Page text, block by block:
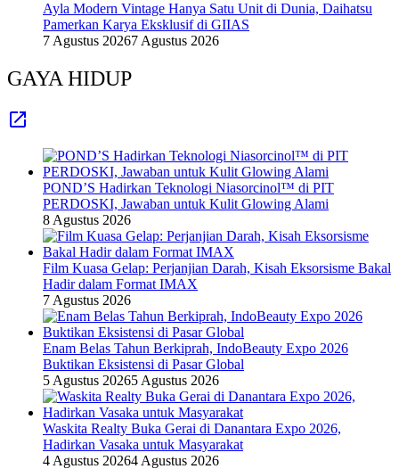
Ayla Modern Vintage Hanya Satu Unit di Dunia, Daihatsu
Pamerkan Karya Eksklusif di GIIAS
7 Agustus 20267 Agustus 2026
GAYA HIDUP
POND’S Hadirkan Teknologi Niasorcinol™ di PIT
PERDOSKI, Jawaban untuk Kulit Glowing Alami
8 Agustus 2026
Film Kuasa Gelap: Perjanjian Darah, Kisah Eksorsisme Bakal
Hadir dalam Format IMAX
7 Agustus 2026
Enam Belas Tahun Berkiprah, IndoBeauty Expo 2026
Buktikan Eksistensi di Pasar Global
5 Agustus 20265 Agustus 2026
Waskita Realty Buka Gerai di Danantara Expo 2026,
Hadirkan Vasaka untuk Masyarakat
4 Agustus 20264 Agustus 2026